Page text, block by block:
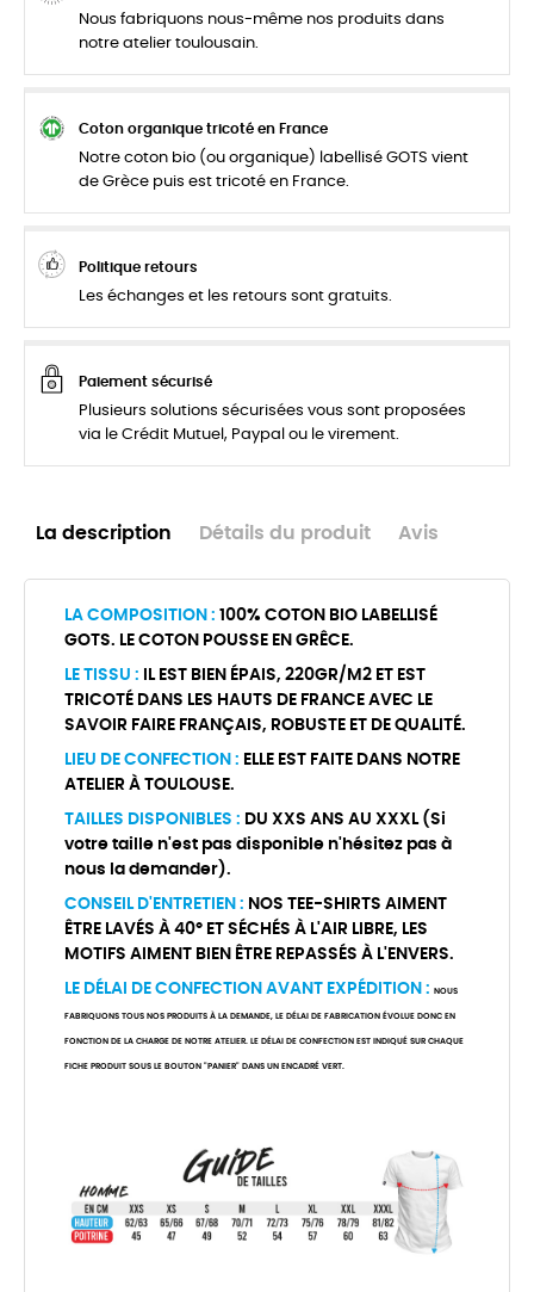
Nous fabriquons nous-même nos produits dans
notre atelier toulousain.
Coton organique tricoté en France
Notre coton bio (ou organique) labellisé GOTS vient
de Grèce puis est tricoté en France.
Politique retours
Les échanges et les retours sont gratuits.
Paiement sécurisé
Plusieurs solutions sécurisées vous sont proposées
via le Crédit Mutuel, Paypal ou le virement.
La description Détails du produit Avis
LA COMPOSITION : 100% COTON BIO LABELLISÉ
GOTS. LE COTON POUSSE EN GRÊCE.
LE TISSU : IL EST BIEN ÉPAIS, 220GR/M2 ET EST
TRICOTÉ DANS LES HAUTS DE FRANCE AVEC LE
SAVOIR FAIRE FRANÇAIS, ROBUSTE ET DE QUALITÉ.
LIEU DE CONFECTION : ELLE EST FAITE DANS NOTRE
ATELIER À TOULOUSE.
TAILLES DISPONIBLES : DU XXS ANS AU XXXL (Si
votre taille n'est pas disponible n'hésitez pas à
nous la demander).
CONSEIL D'ENTRETIEN : NOS TEE-SHIRTS AIMENT
ÊTRE LAVÉS À 40° ET SÉCHÉS À L'AIR LIBRE, LES
MOTIFS AIMENT BIEN ÊTRE REPASSÉS À L'ENVERS.
LE DÉLAI DE CONFECTION AVANT EXPÉDITION : NOUS
FABRIQUONS TOUS NOS PRODUITS À LA DEMANDE, LE DÉLAI DE FABRICATION ÉVOLUE DONC EN
FONCTION DE LA CHARGE DE NOTRE ATELIER. LE DÉLAI DE CONFECTION EST INDIQUÉ SUR CHAQUE
FICHE PRODUIT SOUS LE BOUTON "PANIER" DANS UN ENCADRÉ VERT.